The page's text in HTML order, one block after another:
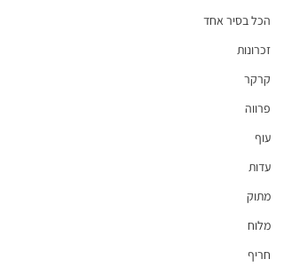
הכל בסיר אחד
זכרונות
קרקר
פרווה
עוף
עדות
מתוק
מלוח
חריף